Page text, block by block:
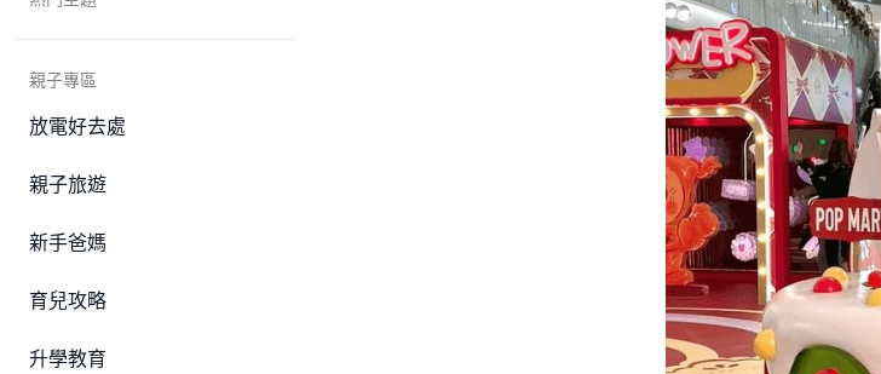
親子專區
放電好去處
親子旅遊
新手爸媽
育兒攻略
升學教育